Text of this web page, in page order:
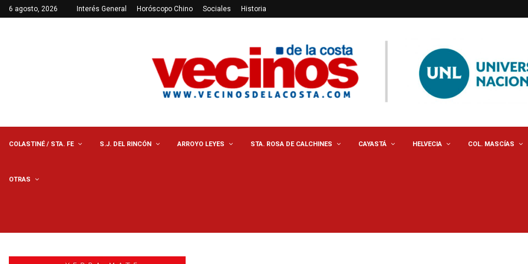
6 agosto, 2026 Interés General Horóscopo Chino Sociales Historia
COLASTINÉ / STA. FE S.J. DEL RINCÓN ARROYO LEYES STA. ROSA DE CALCHINES CAYASTÁ HELVECIA COL. MASCÍAS
OTRAS